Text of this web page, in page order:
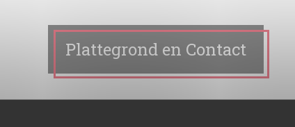
Plattegrond en Contact